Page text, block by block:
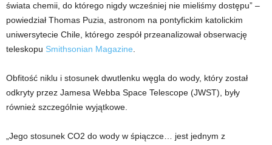
świata chemii, do którego nigdy wcześniej nie mieliśmy dostępu” –
powiedział Thomas Puzia, astronom na pontyfickim katolickim
uniwersytecie Chile, którego zespół przeanalizował obserwację
teleskopu Smithsonian Magazine
Obfitość niklu i stosunek dwutlenku węgla do wody, który został
odkryty przez Jamesa Webba Space Telescope (JWST), były
również szczególnie wyjątkowe.
„Jego stosunek CO2 do wody w śpiączce… jest jednym z